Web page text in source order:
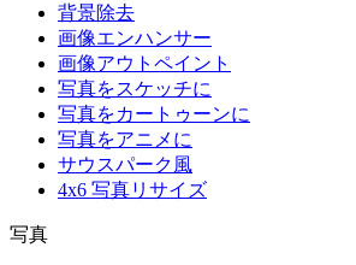
背景除去
画像エンハンサー
画像アウトペイント
写真をスケッチに
写真をカートゥーンに
写真をアニメに
サウスパーク風
4x6 写真リサイズ
写真